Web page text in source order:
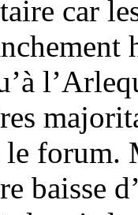
car
forum.
baisse